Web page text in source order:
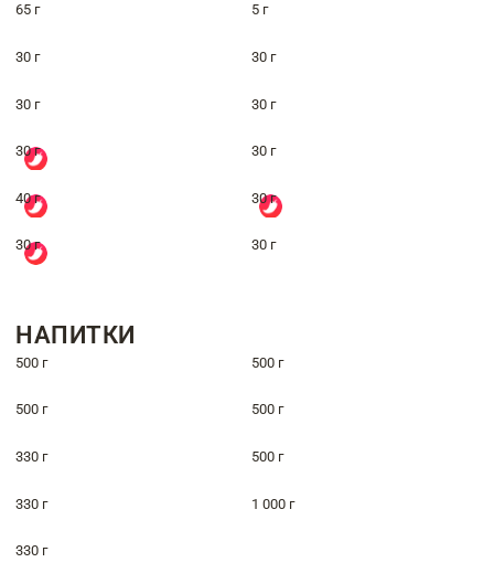
65 г 5 г
30 г 30 г
30 г 30 г
30 г 30 г
40 г 30 г
30 г 30 г
НАПИТКИ
500 г 500 г
500 г 500 г
330 г 500 г
330 г 1 000 г
330 г